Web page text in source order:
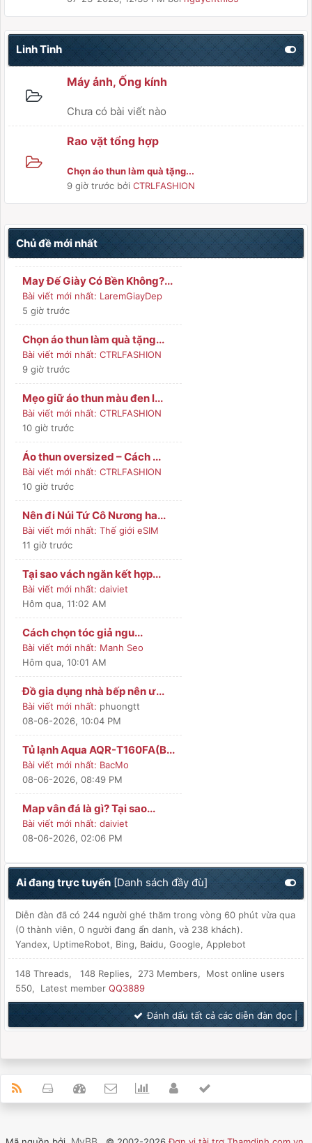
Linh Tinh
Máy ảnh, Ống kính
Chưa có bài viết nào
Rao vặt tổng hợp
Chọn áo thun làm quà tặng...
9 giờ trước bởi CTRLFASHION
Chủ đề mới nhất
May Đế Giày Có Bền Không?...
Bài viết mới nhất: LaremGiayDep
5 giờ trước
Chọn áo thun làm quà tặng...
Bài viết mới nhất: CTRLFASHION
9 giờ trước
Mẹo giữ áo thun màu đen l...
Bài viết mới nhất: CTRLFASHION
10 giờ trước
Áo thun oversized – Cách ...
Bài viết mới nhất: CTRLFASHION
10 giờ trước
Nên đi Núi Tứ Cô Nương ha...
Bài viết mới nhất: Thế giới eSIM
11 giờ trước
Tại sao vách ngăn kết hợp...
Bài viết mới nhất: daiviet
Hôm qua, 11:02 AM
Cách chọn tóc giả ngu...
Bài viết mới nhất: Manh Seo
Hôm qua, 10:01 AM
Đồ gia dụng nhà bếp nên ư...
Bài viết mới nhất: phuongtt
08-06-2026, 10:04 PM
Tủ lạnh Aqua AQR-T160FA(B...
Bài viết mới nhất: BacMo
08-06-2026, 08:49 PM
Map vân đá là gì? Tại sao...
Bài viết mới nhất: daiviet
08-06-2026, 02:06 PM
Ai đang trực tuyến[Danh sách đầy đù]
Diễn đàn đã có 244 người ghé thăm trong vòng 60 phút vừa qua
(0 thành viên, 0 người đang ẩn danh, và 238 khách).
Yandex, UptimeRobot, Bing, Baidu, Google, Applebot
148 Threads, 148 Replies, 273 Members, Most online users
550, Latest member QQ3889
Đánh dấu tất cả các diễn đàn đọc